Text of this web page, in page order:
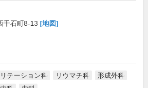
千石町8-13 [地図]
テーション科 リウマチ科
形成外科